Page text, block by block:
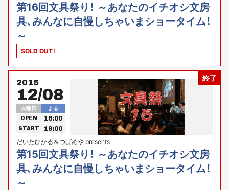
第16回文具祭り！ ～あなたのイチオシ文房
具、みんなに自慢しちゃいまショータイム！
～
SOLD OUT！
終了
2015
12/08
火曜日 よる
OPEN 18:00
START 19:00
だいたひかる＆つばめや presents
第15回文具祭り！ ～あなたのイチオシ文房
具、みんなに自慢しちゃいまショータイム！
～